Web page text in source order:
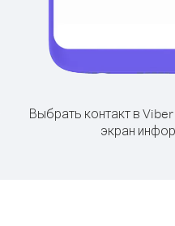
Выбрать контакт в
экран